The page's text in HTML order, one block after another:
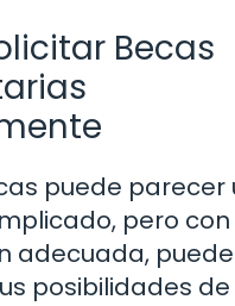
Becas
puede parecer
pero con
adecuada,
posibilidades de